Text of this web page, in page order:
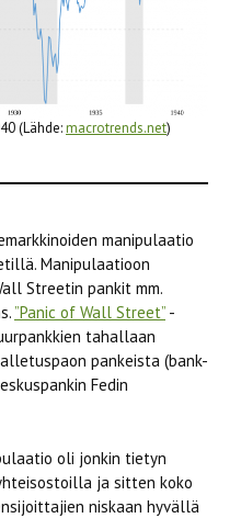
(Lähde:macrotrends.net)
manipulaatio
Manipulaatioon
Streetin pankit mm.
”Panic of Wall Street” -
tahallaan
pankeista (bank-
Fedin
oli jonkin tietyn
ja sitten koko
niskaan hyvällä